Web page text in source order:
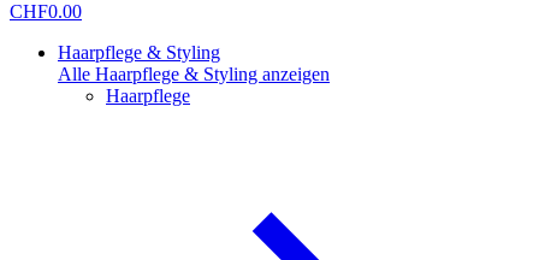
CHF0.00
Haarpflege & Styling
Alle Haarpflege & Styling anzeigen
Haarpflege